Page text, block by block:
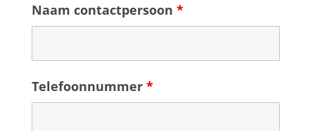
Naam contactpersoon *
Telefoonnummer *